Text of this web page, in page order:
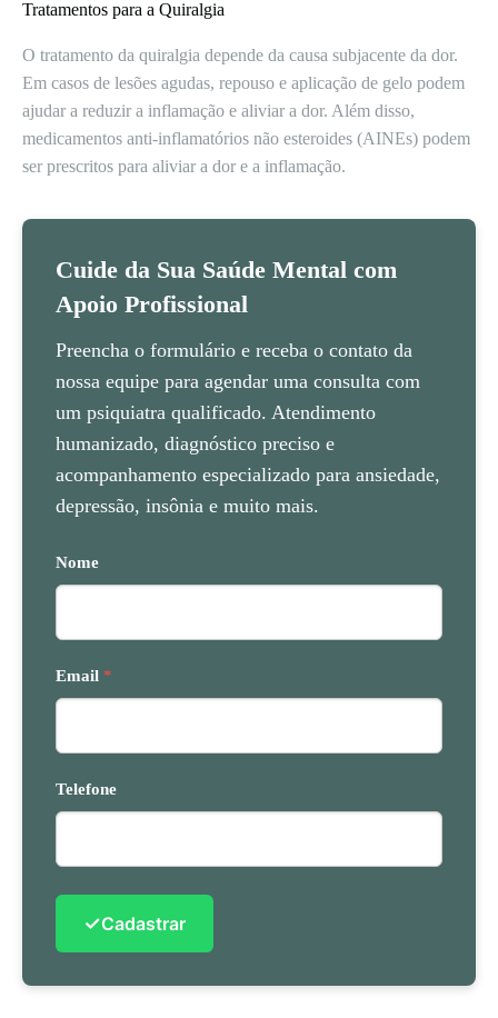
Tratamentos para a Quiralgia
O tratamento da quiralgia depende da causa subjacente da dor.
Em casos de lesões agudas, repouso e aplicação de gelo podem
ajudar a reduzir a inflamação e aliviar a dor. Além disso,
medicamentos anti-inflamatórios não esteroides (AINEs) podem
ser prescritos para aliviar a dor e a inflamação.
Cuide da Sua Saúde Mental com
Apoio Profissional
Preencha o formulário e receba o contato da
nossa equipe para agendar uma consulta com
um psiquiatra qualificado. Atendimento
humanizado, diagnóstico preciso e
acompanhamento especializado para ansiedade,
depressão, insônia e muito mais.
Nome
Email *
Telefone
✓Cadastrar